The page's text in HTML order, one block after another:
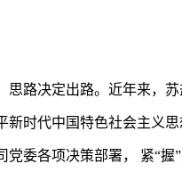
思路决定出路。近年来，
新时代中国特色社会主义
党委各项决策部署， 紧“握